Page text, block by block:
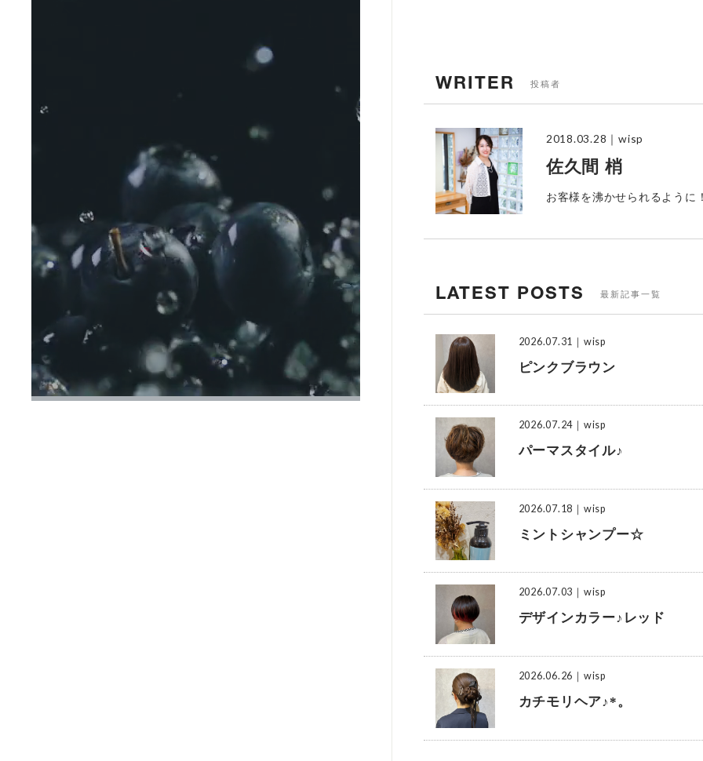
WRITER 投稿者
2018.03.28 ｜wisp
佐久間 梢
お客様を沸かせられるように
LATEST POSTS 最新記事一覧
2026.07.31 ｜wisp
ピンクブラウン
2026.07.24 ｜wisp
パーマスタイル♪
2026.07.18 ｜wisp
ミントシャンプー☆
2026.07.03 ｜wisp
デザインカラー♪レッド
2026.06.26 ｜wisp
カチモリヘア♪*。